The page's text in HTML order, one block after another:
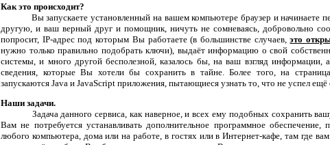
Как это происходит?
Вы запускаете установленный на вашем компьютере браузер и начинаете
другую, и ваш верный друг и помощник, ничуть не сомневаясь, добровольно
попросит, IP-адрес под которым Вы работаете (в большинстве случаев,это
нужно только правильно подобрать ключи), выдаёт информацию о свой
системы, и много другой бесполезной, казалось бы, на ваш взгляд
сведения, которые Вы хотели бы сохранить в тайне. Более того, на
запускаются Java и JavaScript приложения, пытающиеся узнать то, что не успел ещё
Наши задачи.
Задача данного сервиса, как наверное, и всех ему подобных сохранить
Вам не потребуется устанавливать дополнительное программное
любого компьютера, дома или на работе, в гостях или в Интернет-кафе, там где